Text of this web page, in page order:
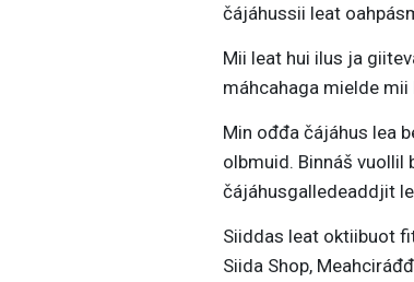
čájáhussii leat
Mii leat hui ilus ja
máhcahaga mielde
Min ođđa čájáhus lea
olbmuid. Binnáš vuollil
čájáhusgalledeaddjit
Siiddas leat oktiibuot
Siida Shop,